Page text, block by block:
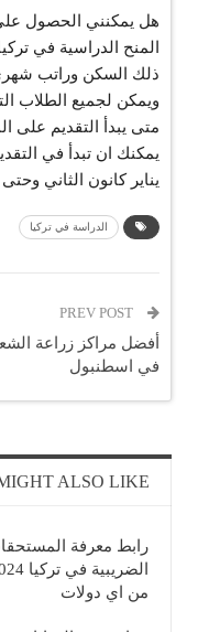
هل يمكنني الحصول على
المنح الدراسية في
ذلك السكن وراتب
ويمكن لجميع الطلاب
متى يبدأ التقديم على
يمكنك ان تبدأ في
يناير كانون الثاني وحتى 20 شباط من كل عام
الدراسة في تركيا
أفضل مراكز زراعة
في اسطنبول
ALSO LIKE
رابط معرفة
الضريبية في
من اي دولات